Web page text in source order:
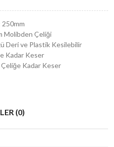
Molibden Çeliği
Deri ve Plastik Kesilebilir
Kadar Keser
Çeliğe Kadar Keser
(0)